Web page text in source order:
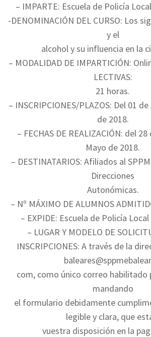
– IMPARTE: Escuela de Policía
-DENOMINACIÓN DEL CURSO: Los
y el
alcohol y su influencia en la
– MODALIDAD DE IMPARTICIÓN:
LECTIVAS:
21 horas.
– INSCRIPCIONES/PLAZOS: Del 01
de 2018.
– FECHAS DE REALIZACIÓN: del
Mayo de 2018.
– DESTINATARIOS: Afiliados al
Direcciones
Autonómicas.
– Nº MÁXIMO DE ALUMNOS
– EXPIDE: Escuela de Policía
– LUGAR Y MODELO DE
INSCRIPCIONES: A través de la
com, como único correo habilitado
mandando
el formulario debidamente
legible y clara, que
vuestra disposición en la